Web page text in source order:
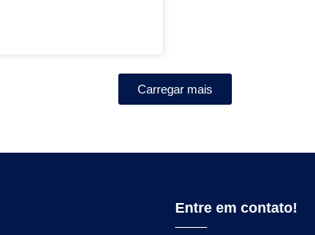
Carregar mais
Entre em contato!